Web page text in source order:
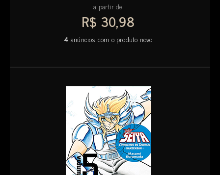
a partir de
R$ 30,98
4 anúncios com o produto novo